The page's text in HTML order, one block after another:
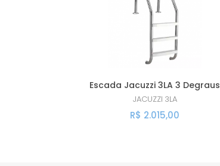
Escada Jacuzzi 3LA 3 Degraus
JACUZZI 3LA
R$ 2.015,00